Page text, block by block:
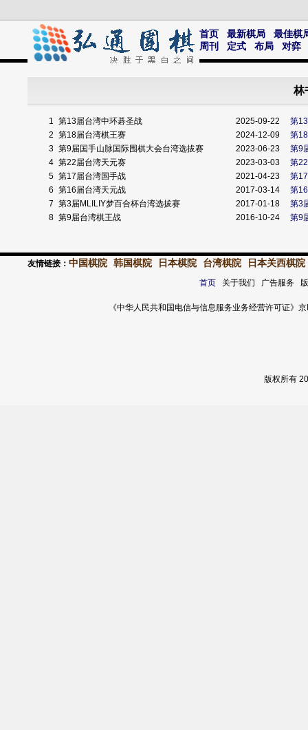
首页 最新棋局
最佳棋
周刊
定式 布局 对弈
林
1 第13届台湾中环碁圣战 2025-09-22
第
2 第18届台湾棋王赛 2024-12-09
第
3 第9届国手山脉国际围棋大会台湾选拔赛 2023-06-23
第9
4 第22届台湾天元赛 2023-03-03
第
5 第17届台湾国手战 2021-04-23
第
6 第16届台湾天元战 2017-03-14
第
7 第3届MLILIY梦百合杯台湾选拔赛 2017-01-18
第3
8 第9届台湾棋王战 2016-10-24 第9
友情链接： 中国棋院 韩国棋院 日本棋院 台湾棋院 日本关西棋院
首页关于我们 广告服务
《中华人民共和国电信与信息服务业务经营许可证
版权所有